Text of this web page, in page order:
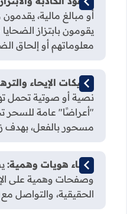
أو مبالغ مالية، يقدمون
يقومون بابتزاز
معلوماتهم أو إلحاق
تكتيكات الإيحاء
نصية أو صوتية تحمل
"أعراضًا" عامة للسحر
مسحور بالفعل، بهدف
إنشاء هويات وهمية:
وصفحات وهمية على
الحقيقية، والتواصل